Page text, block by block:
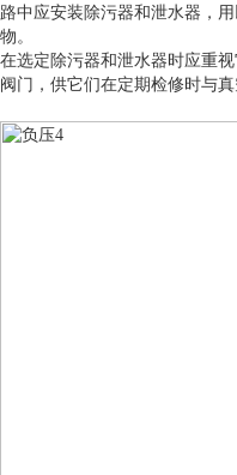
路中应安装除污器和泄水器，
物。
在选定除污器和泄水器时应重
阀门，供它们在定期检修时与